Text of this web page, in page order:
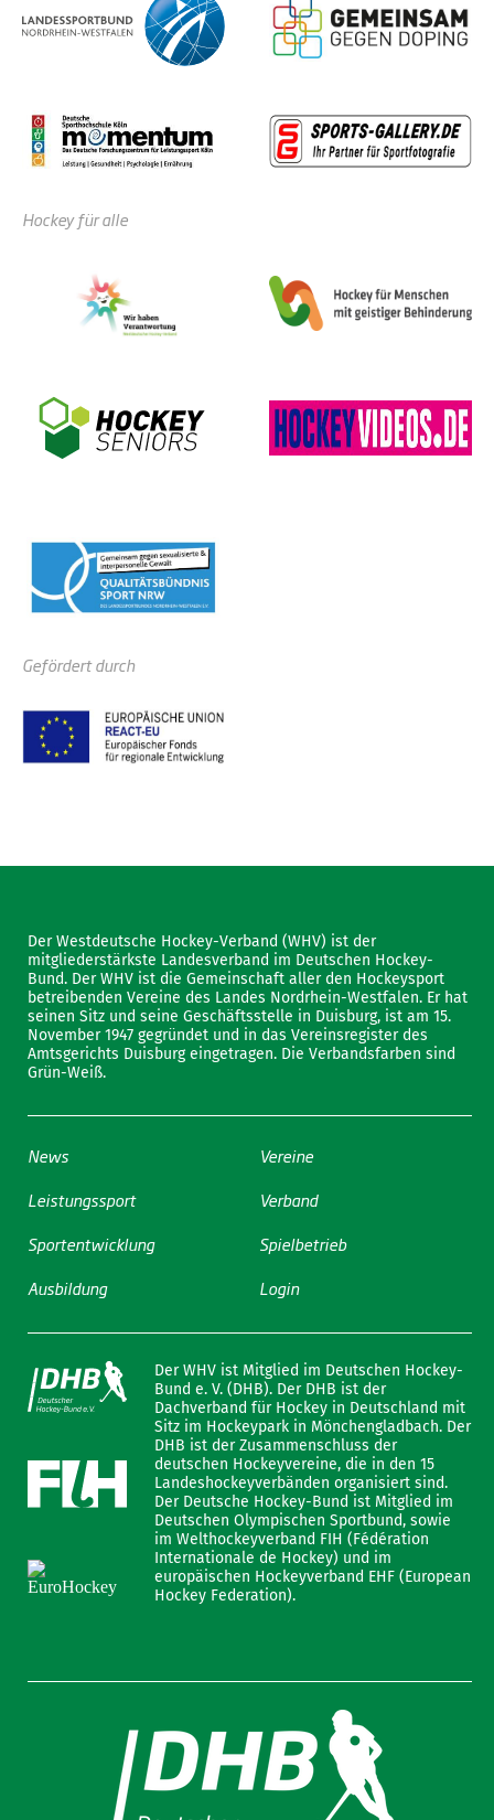
Hockey für alle
Gefördert durch
Der Westdeutsche Hockey-Verband (WHV) ist der
mitgliederstärkste Landesverband im Deutschen Hockey-
Bund. Der WHV ist die Gemeinschaft aller den Hockeysport
betreibenden Vereine des Landes Nordrhein-Westfalen. Er hat
seinen Sitz und seine Geschäftsstelle in Duisburg, ist am 15.
November 1947 gegründet und in das Vereinsregister des
Amtsgerichts Duisburg eingetragen. Die Verbandsfarben sind
Grün-Weiß.
News
Leistungssport
Sportentwicklung
Ausbildung
Vereine
Verband
Spielbetrieb
Login
Der WHV ist Mitglied im Deutschen Hockey-
Bund e. V. (DHB). Der DHB ist der
Dachverband für Hockey in Deutschland mit
Sitz im Hockeypark in Mönchengladbach. Der
DHB ist der Zusammenschluss der
deutschen Hockeyvereine, die in den 15
Landeshockeyverbänden organisiert sind.
Der Deutsche Hockey-Bund ist Mitglied im
Deutschen Olympischen Sportbund, sowie
im Welthockeyverband FIH (Fédération
Internationale de Hockey) und im
europäischen Hockeyverband EHF (European
Hockey Federation).